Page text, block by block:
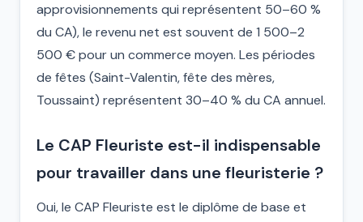
approvisionnements qui représentent 50–60 %
du CA), le revenu net est souvent de 1 500–2
500 € pour un commerce moyen. Les périodes
de fêtes (Saint-Valentin, fête des mères,
Toussaint) représentent 30–40 % du CA annuel.
Le CAP Fleuriste est-il indispensable
pour travailler dans une fleuristerie ?
Oui, le CAP Fleuriste est le diplôme de base et